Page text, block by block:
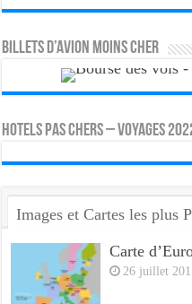
Billets d’avion moins cher
HOTELS PAS CHERS – VOYAGES
Images et Cartes les plus
Carte
26 juillet